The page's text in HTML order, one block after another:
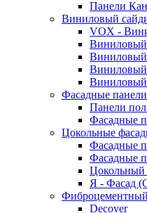
Панели
Виниловый
VOX -
Виниловый
Виниловый
Виниловый
Виниловый
Фасадные
Панели
Фасадные
Цокольные
Фасадные
Фасадные
Цокольный
Я - Фасад
Decover